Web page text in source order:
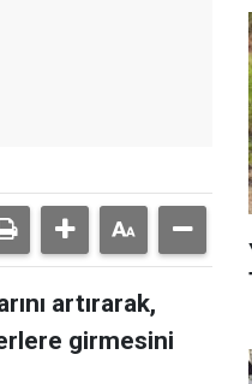
artırarak,
girmesini